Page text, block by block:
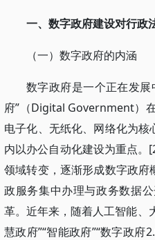
一、数字政府建设对行政
（一）数字政府的内涵
数字政府是一个正在发
府”（Digital Government）
电子化、无纸化、网络化为
内以办公自动化建设为重点
领域转变，逐渐形成数字政
政服务集中办理与政务数据
革。近年来，随着人工智能、
慧政府”“智能政府”“数字政府